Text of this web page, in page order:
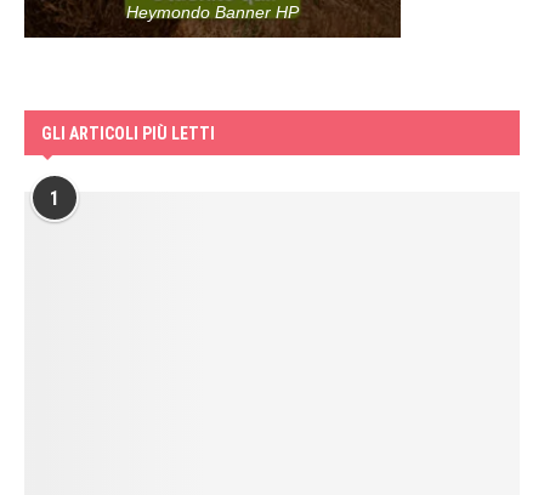
Heymondo Banner HP
GLI ARTICOLI PIÙ LETTI
1